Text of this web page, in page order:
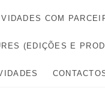
COM
(EDIÇÕES E